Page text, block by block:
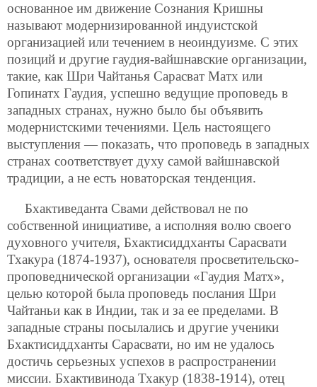
основанное им движение Сознания Кришны
называют модернизированной индуистской
организацией или течением в неоиндуизме. С этих
позиций и другие гаудия-вайшнавские организации,
такие, как Шри Чайтанья Сарасват Матх или
Гопинатх Гаудия, успешно ведущие проповедь в
западных странах, нужно было бы объявить
модернистскими течениями. Цель настоящего
выступления — показать, что проповедь в западных
странах соответствует духу самой вайшнавской
традиции, а не есть новаторская тенденция.
Бхактиведанта Свами действовал не по
собственной инициативе, а исполняя волю своего
духовного учителя, Бхактисиддханты Сарасвати
Тхакура (1874-1937), основателя просветительско-
проповеднической организации «Гаудия Матх»,
целью которой была проповедь послания Шри
Чайтаньи как в Индии, так и за ее пределами. В
западные страны посылались и другие ученики
Бхактисиддханты Сарасвати, но им не удалось
достичь серьезных успехов в распространении
миссии. Бхактивинода Тхакур (1838-1914), отец